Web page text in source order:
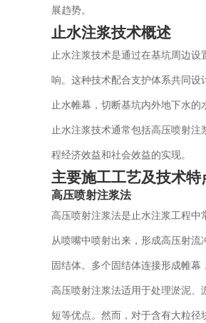
展趋势。
止水注浆技术概述
止水注浆技术是通过在基坑周边
响。这种技术配合支护体系共同设
止水帷幕，切断基坑内外地下水的
止水注浆技术通常包括高压喷射
程经济效益和社会效益的实现。
主要施工工艺及技术特
高压喷射注浆法
高压喷射注浆法是止水注浆工程中
从喷嘴中喷射出来，形成高压射
固结体。多个固结体连接形成帷幕
高压喷射注浆法适用于处理淤泥
短等优点。然而，对于含有大粒径